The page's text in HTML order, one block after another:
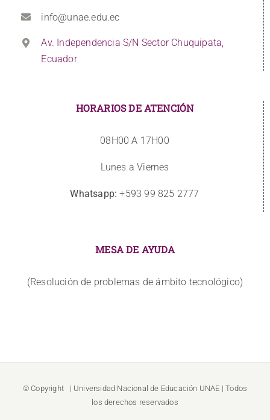
info@unae.edu.ec
Av. Independencia S/N Sector Chuquipata,
Ecuador
HORARIOS DE ATENCIÓN
08H00 A 17H00
Lunes a Viernes
Whatsapp: +593 99 825 2777
MESA DE AYUDA
(Resolución de problemas de ámbito tecnológico)
© Copyright | Universidad Nacional de Educación UNAE | Todos
los derechos reservados